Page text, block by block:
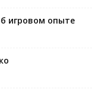
игровом опыте